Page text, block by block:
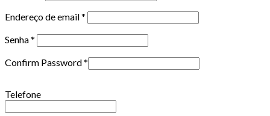
Endereço de email*
Senha*
Confirm Password*
Telefone